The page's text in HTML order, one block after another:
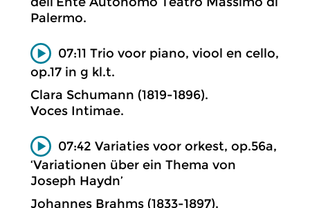
Palermo.
07:11 Trio voor piano, viool en cello,
op.17 in g kl.t.
Clara Schumann (1819-1896).
Voces Intimae.
07:42 Variaties voor orkest, op.56a,
‘Variationen über ein Thema von
Joseph Haydn’
Johannes Brahms (1833-1897).